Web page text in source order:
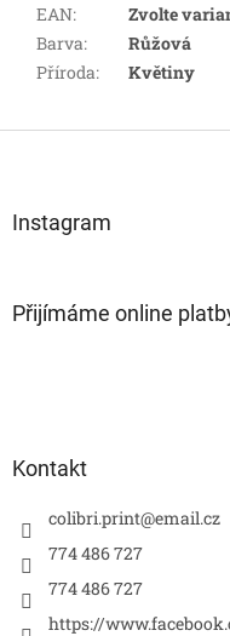
EAN:
Zvolte
Barva:
Růžová
Příroda: Květiny
Instagram
Přijímáme online
Kontakt
colibri.print@email.cz
774 486 727
774 486 727
https://